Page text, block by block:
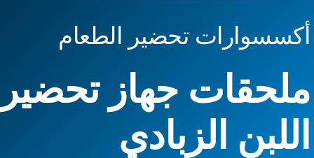
أكسسوارات تحضير الطعام
ملحقات جهاز تحضير
اللبن الزبادي